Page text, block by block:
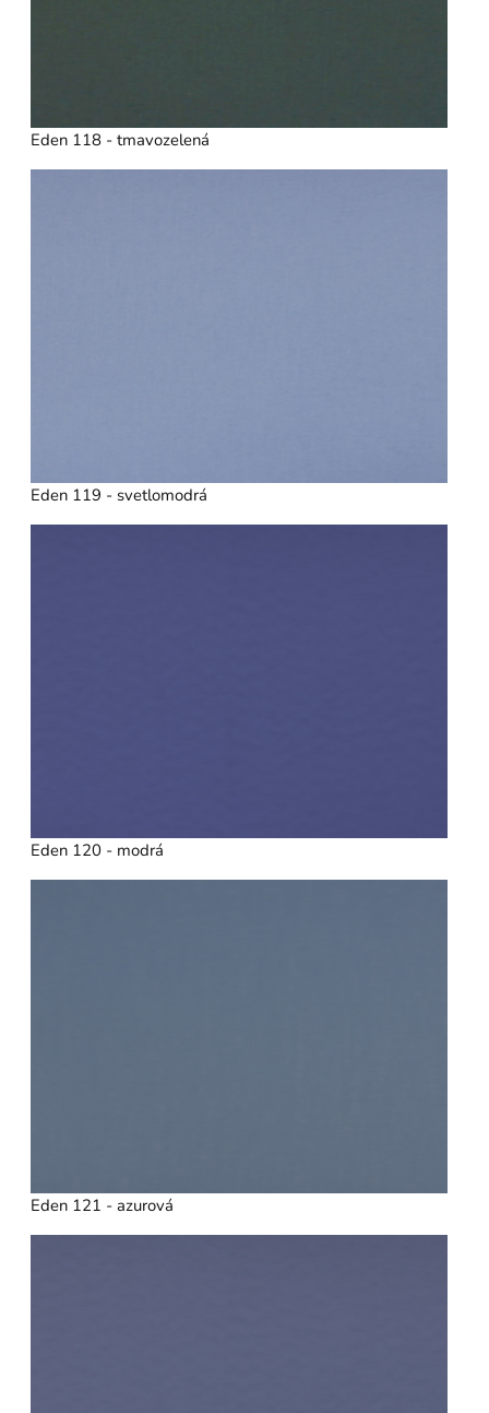
Eden 118 - tmavozelená
Eden 119 - svetlomodrá
Eden 120 - modrá
Eden 121 - azurová